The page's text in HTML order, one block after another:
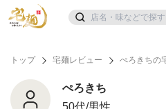
トップ 宅麺レビュー ぺろきちの
ぺろきち
50代/男性